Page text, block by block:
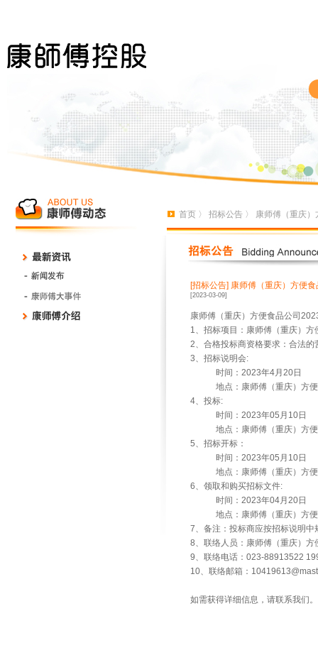
首页 〉 招标公告 〉 康师傅（重庆
[招标公告] 康师傅（重庆）方便
[2023-03-09]
康师傅（重庆）方便食品公司
1、招标项目：康师傅（重庆）
2、合格投标商资格要求：合法
3、招标说明会:
时间：2023年4月20日
地点：康师傅（重庆）方便
4、投标:
时间：2023年05月10日
地点：康师傅（重庆）方便
5、招标开标：
时间：2023年05月10日
地点：康师傅（重庆）方便
6、领取和购买招标文件:
时间：2023年04月20日
地点：康师傅（重庆）方便
7、备注：投标商应按招标说明
8、联络人员：康师傅（重庆）
9、联络电话：023-88913522
10、联络邮箱：
如需获得详细信息，请联系我们。